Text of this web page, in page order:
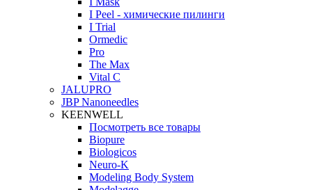
I Peel - химические пилинги
I Trial
Ormedic
Pro
The Max
Vital C
JALUPRO
JBP Nanoneedles
KEENWELL
Посмотреть все товары
Biopure
Biologicos
Neuro‑K
Modeling Body System